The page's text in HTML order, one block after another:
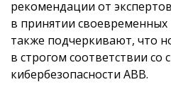
рекомендации от
в принятии
также подчеркивают, что
в строгом соответствии со
кибербезопасности ABB.